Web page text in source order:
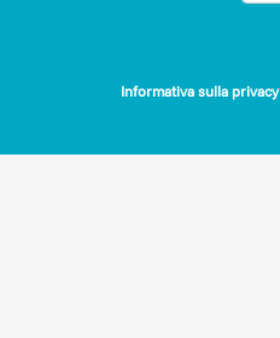
Informativa sulla privacy